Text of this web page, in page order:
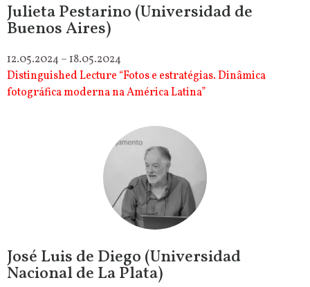
Julieta Pestarino (Universidad de
Buenos Aires)
12.05.2024 – 18.05.2024
Distinguished Lecture “Fotos e estratégias. Dinâmica
fotográfica moderna na América Latina”
José Luis de Diego (Universidad
Nacional de La Plata)